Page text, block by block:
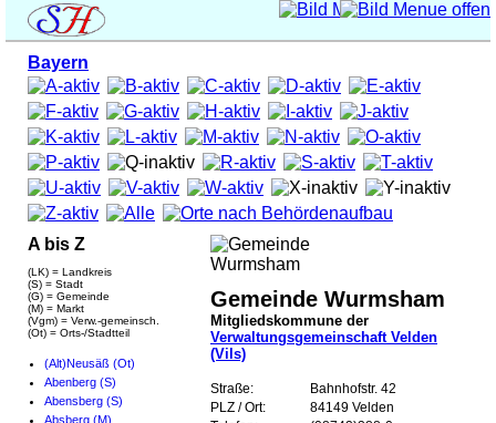
Bayern
A bis Z
(LK) = Landkreis
(S) = Stadt
(G) = Gemeinde
(M) = Markt
(Vgm) = Verw.-gemeinsch.
(Ot) = Orts-/Stadtteil
(Alt)Neusäß (Ot)
Abenberg (S)
Abensberg (S)
Absberg (M)
Gemeinde Wurmsham
Mitgliedskommune der
Verwaltungsgemeinschaft Velden
(Vils)
Straße:
Bahnhofstr. 42
PLZ / Ort:
84149 Velden